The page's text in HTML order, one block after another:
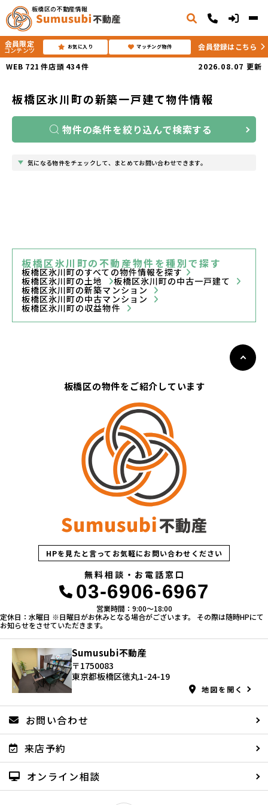
板橋区の不動産情報
会員限定
コンテンツ お気に入り マッチング物件
会員登録はこちら
WEB 721 件店頭 434件 2026.08.07 更新
板橋区氷川町の新築一戸建て物件情報
物件の条件を絞り込んで検索する
気になる物件をチェックして、まとめてお問い合わせできます。
板橋区氷川町の不動産物件を種別で探す
板橋区氷川町のすべての物件情報を探す
板橋区氷川町の土地 板橋区氷川町の中古一戸建て
板橋区氷川町の新築マンション
板橋区氷川町の中古マンション
板橋区氷川町の収益物件
板橋区の物件をご紹介しています
HPを見たと言ってお気軽にお問い合わせください
無料相談・お電話窓口
03-6906-6967
営業時間：9:00〜18:00
定休日：水曜日 ※日曜日がお休みとなる場合がございます。 その際は随時HPにて
お知らせをさせていただきます。
Sumusubi不動産
〒1750083
東京都板橋区徳丸1-24-19
地図を開く
お問い合わせ
来店予約
オンライン相談